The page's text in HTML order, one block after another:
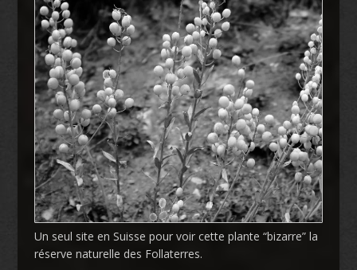
Un seul site en Suisse pour voir cette plante “bizarre” la
réserve naturelle des Follaterres.